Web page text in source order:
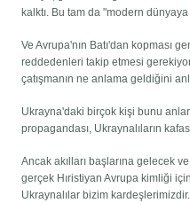
kalktı. Bu tam da "modern
Ve Avrupa'nın Batı'dan kopması
reddedenleri takip etmesi
çatışmanın ne anlama geldiğini
Ukrayna'daki birçok kişi bunu
propagandası, Ukraynalıların
Ancak akılları başlarına gelecek
gerçek Hıristiyan Avrupa kimliği
Ukraynalılar bizim